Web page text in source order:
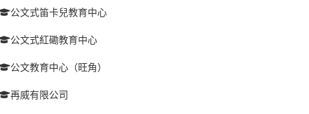
公文式笛卡兒教育中心
公文式紅磡教育中心
公文教育中心（旺角）
再威有限公司